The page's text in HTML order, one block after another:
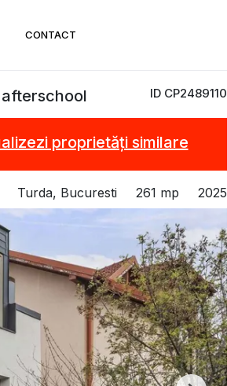
CONTACT
ID CP2489110
proprietăți similare
Turda, Bucuresti 261 mp 2025